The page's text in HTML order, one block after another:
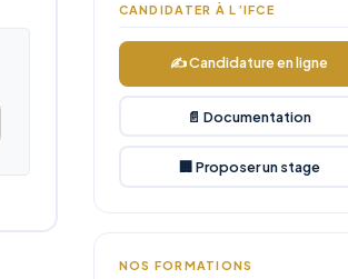
CANDIDATER À L’IFCE
✍ Candidature en ligne
📄 Documentation
🏢 Proposer un stage
NOS FORMATIONS